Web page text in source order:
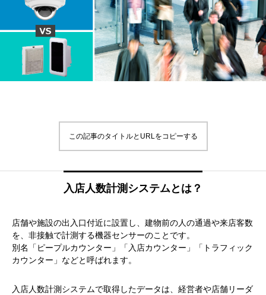
この記事のタイトルとURLをコピーする
入店人数計測システムとは？
店舗や施設の出入口付近に設置し、建物前の人の通過や来店客数
を、非接触で計測する機器センサーのことです。
別名「ピープルカウンター」「入店カウンター」「トラフィック
カウンター」などと呼ばれます。
入店人数計測システムで取得したデータは、経営者や店舗リーダ